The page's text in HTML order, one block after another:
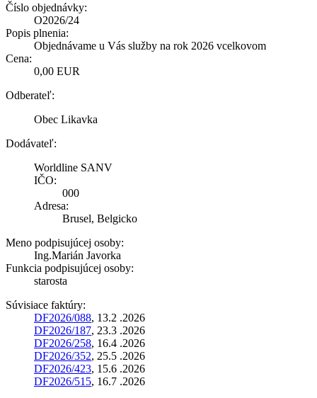
Číslo objednávky:
O2026/24
Popis plnenia:
Objednávame u Vás služby na rok 2026 vcelkovom
Cena:
0,00 EUR
Odberateľ:
Obec Likavka
Dodávateľ:
Worldline SANV
IČO:
000
Adresa:
Brusel, Belgicko
Meno podpisujúcej osoby:
Ing.Marián Javorka
Funkcia podpisujúcej osoby:
starosta
Súvisiace faktúry:
DF2026/088, 13.2 .2026
DF2026/187, 23.3 .2026
DF2026/258, 16.4 .2026
DF2026/352, 25.5 .2026
DF2026/423, 15.6 .2026
DF2026/515, 16.7 .2026